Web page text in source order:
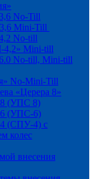
No-Till
Mini-Till
No-till
4,2» Mini-till
No-till, Mini-till
No-Mini-Till
«Церера 8»
8 (УПС 8)
6 (УПС-6)
4 (СПУ-4) с
колес
внесения